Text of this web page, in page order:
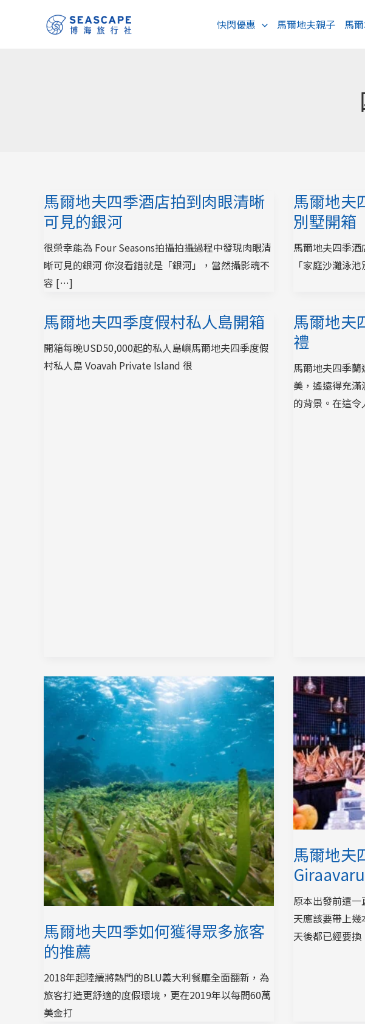
快閃優惠 馬爾地夫親子 馬
馬爾地夫四季酒店拍到肉眼清晰
可見的銀河
很榮幸能為 Four Seasons拍攝拍攝過程中發現肉眼清
晰可見的銀河 你沒看錯就是「銀河」，當然攝影魂不
容 […]
馬爾地夫
別墅開箱
馬爾地夫四季
「家庭沙灘泳
馬爾地夫四季度假村私人島開箱
開箱每晚USD50,000起的私人島嶼馬爾地夫四季度假
村私人島 Voavah Private Island 很
馬爾地夫
禮
馬爾地夫四季
美，遙遠得充
的背景。在這令
馬爾地夫四季如何獲得眾多旅客
的推薦
2018年起陸續將熱門的BLU義大利餐廳全面翻新，為
旅客打造更舒適的度假環境，更在2019年以每間60萬
美金打
馬爾地夫
原本出發前還
天應該要帶上
天後都已經要換